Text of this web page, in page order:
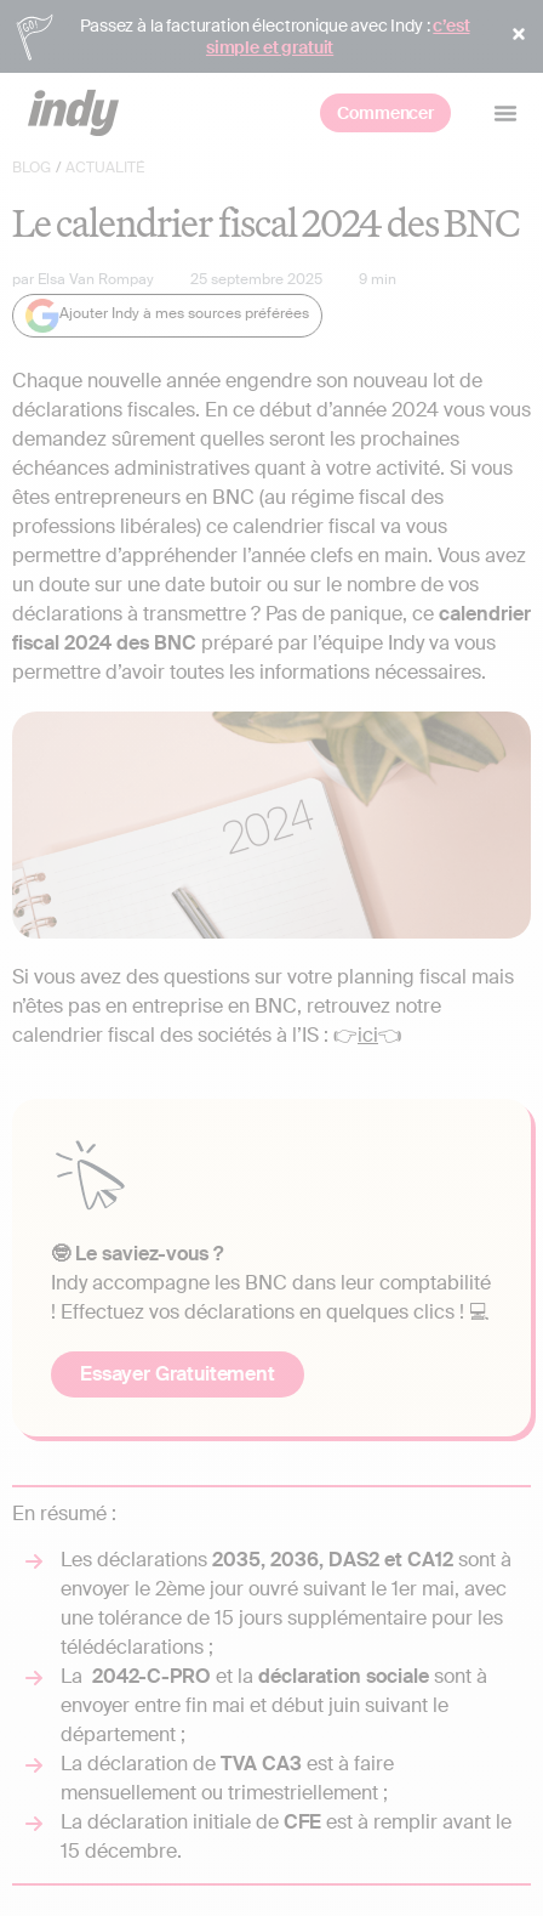
Passez à la facturation électronique avec Indy :c’est
simple et gratuit
Commencer
BLOG / ACTUALITÉ
Le calendrier fiscal 2024 des BNC
par Elsa Van Rompay 25 septembre 2025 9 min
Ajouter Indy à mes sources préférées
Chaque nouvelle année engendre son nouveau lot de
déclarations fiscales. En ce début d’année 2024 vous vous
demandez sûrement quelles seront les prochaines
échéances administratives quant à votre activité. Si vous
êtes entrepreneurs en BNC (au régime fiscal des
professions libérales) ce calendrier fiscal va vous
permettre d’appréhender l’année clefs en main. Vous avez
un doute sur une date butoir ou sur le nombre de vos
déclarations à transmettre ? Pas de panique, cecalendrier
fiscal 2024 des BNC préparé par l’équipe Indy va vous
permettre d’avoir toutes les informations nécessaires.
Si vous avez des questions sur votre planning fiscal mais
n’êtes pas en entreprise en BNC, retrouvez notre
calendrier fiscal des sociétés à l’IS : 👉ici👈
🤓 Le saviez-vous ?
Indy accompagne les BNC dans leur comptabilité
! Effectuez vos déclarations en quelques clics ! 💻
Essayer Gratuitement
En résumé :
Les déclarations2035, 2036, DAS2 et CA12sont à
envoyer le 2ème jour ouvré suivant le 1er mai, avec
une tolérance de 15 jours supplémentaire pour les
télédéclarations ;
La 2042-C-PRO et la déclaration socialesont à
envoyer entre fin mai et début juin suivant le
département ;
La déclaration deTVA CA3 est à faire
mensuellement ou trimestriellement ;
La déclaration initiale deCFEest à remplir avant le
15 décembre.